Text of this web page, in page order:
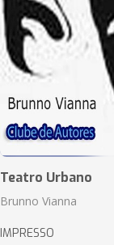
Teatro Urbano
Brunno Vianna
IMPRESSO